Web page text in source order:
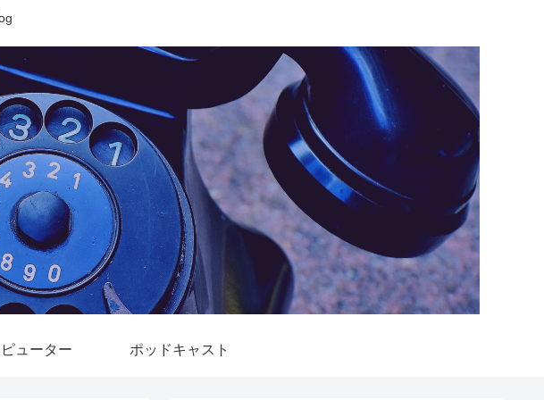
ューター ポッドキャスト